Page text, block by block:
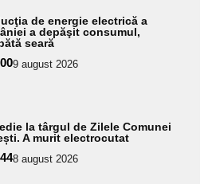
de energie electrică a
a depăşit consumul,
seară
9 august 2026
la târgul de Zilele Comunei
A murit electrocutat
8 august 2026